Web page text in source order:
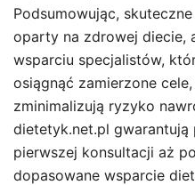
Podsumowując,
oparty na zdrowej diecie,
wsparciu specjalistów,
osiągnąć zamierzone
zminimalizują ryzyko
dietetyk.net.pl
pierwszej konsultacji aż
dopasowane wsparcie